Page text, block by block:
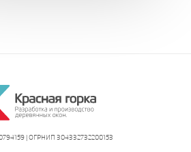
| ОГРНИП 304332732200153